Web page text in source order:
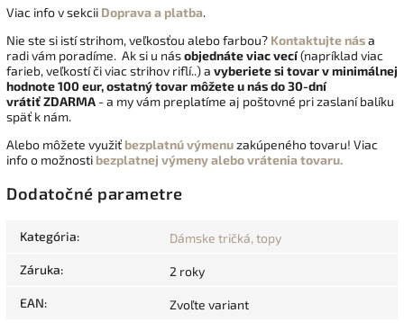
Viac info v sekcii Doprava a platba.
Nie ste si istí strihom, veľkosťou alebo farbou? Kontaktujte nása
radi vám poradíme. Ak si u násobjednáte viac vecí(napríklad viac
farieb, veľkostí či viac strihov riflí..) a vyberiete si tovar v minimálnej
hodnote 100 eur, ostatný tovar môžete u nás do 30-dní
vrátiťZDARMA - a my vám preplatíme aj poštovné pri zaslaní balíku
späť k nám.
Alebo môžete využiť bezplatnú výmenuzakúpeného tovaru! Viac
info o možnosti bezplatnej výmeny alebo vrátenia tovaru.
Dodatočné parametre
Kategória: Dámske tričká, topy
Záruka: 2 roky
EAN: Zvoľte variant